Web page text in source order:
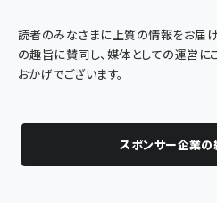
読者のみなさまに上質の情報をお届
の趣旨に賛同し、媒体としての運営に
おかげでございます。
スポンサー企業の